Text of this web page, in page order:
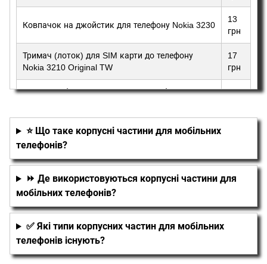
Ковпачок на джойстик для телефону Nokia 3230
13
грн
Тримач (лоток) для SIM карти до телефону
Nokia 3210 Original TW
17
грн
Комплект бокових кнопок для телефону
13
⭐ Що таке корпусні частини для мобільних
телефонів?
⏩ Де використовуються корпусні частини для
мобільних телефонів?
✅ Які типи корпусних частин для мобільних
телефонів існують?